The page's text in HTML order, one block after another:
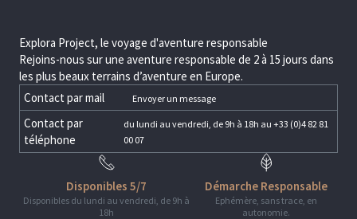
Explora Project, le voyage d'aventure responsable
Rejoins-nous sur une aventure responsable de 2 à 15 jours dans
les plus beaux terrains d’aventure en Europe.
Contact par mail
Envoyer un message
Contact par
téléphone
du lundi au vendredi, de 9h à 18h au +33 (0)4 82 81
00 07
Disponibles 5/7
Disponibles du lundi au vendredi, de 9h à
18h
Démarche Responsable
Ephémère, sans trace, en
autonomie.